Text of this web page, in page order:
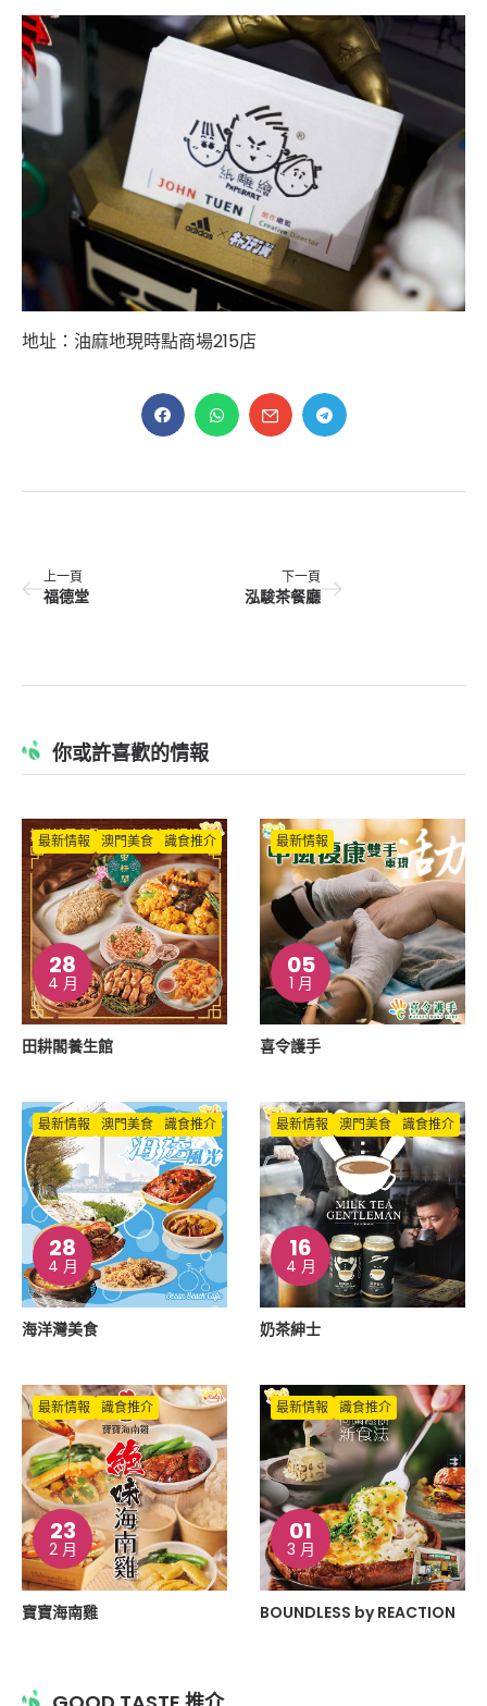
地址：油麻地現時點商場215店
上一頁
福德堂
下一頁
泓駿茶餐廳
你或許喜歡的情報
28
4 月
最新情報 澳門美食 識食推介
田耕閣養生館
05
1 月
最新情報
喜令護手
28
4 月
最新情報 澳門美食 識食推介
海洋灣美食
16
4 月
最新情報 澳門美食 識食推介
奶茶紳士
23
2 月
最新情報 識食推介
寶寶海南雞
01
3 月
最新情報 識食推介
BOUNDLESS by REACTION